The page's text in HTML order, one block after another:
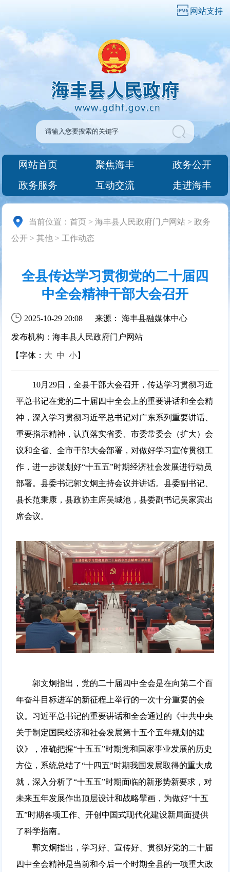
网站支持
网站首页 聚焦海丰
政务公开
政务服务
互动交流 走进海丰
当前位置：首页 >海丰县人民政府门户网站 >政务
公开 >其他 > 工作动态
全县传达学习贯彻党的二十届四
中全会精神干部大会召开
2025-10-29 20:08 来源： 海丰县融媒体中心
发布机构：海丰县人民政府门户网站
【字体： 大 中 小】
10月29日
，全县干部大会召开，传达学习贯彻习近
平总书记在党的二十届四中全会上的重要讲话和全会精
神，深入学习贯彻习近平总书记对广东系列重要讲话、
重要指示精神，认真落实省委、市委常委会（扩大）会
议和全省、全市干部大会部署，对做好学习宣传贯彻工
作，进一步谋划好“十五五”时期经济社会发展进行动员
部署。县委书记郭文炯主持会议并讲话。县委副书记、
县长范秉康，县政协主席吴城池，县委副书记吴家宾出
席会议。
郭文炯指出，党的二十届四中全会是在向第二个百
年奋斗目标进军的新征程上举行的一次十分重要的会
议。习近平总书记的重要讲话和全会通过的《中共中央
关于制定国民经济和社会发展第十五个五年规划的建
议》，准确把握“十五五”时期党和国家事业发展的历史
方位，系统总结了“十四五”时期我国发展取得的重大成
就，深入分析了“十五五”时期面临的新形势新要求，对
未来五年发展作出顶层设计和战略擘画，为做好“十五
五”时期各项工作、开创中国式现代化建设新局面提供
了科学指南。
郭文炯指出，学习好、宣传好、贯彻好党的二十届
四中全会精神是当前和今后一个时期全县的一项重大政